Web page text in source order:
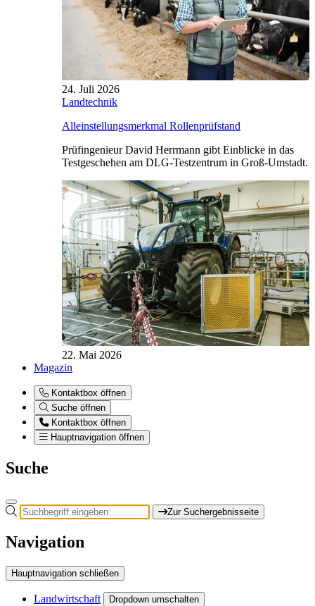
24. Juli 2026
Landtechnik
Alleinstellungsmerkmal Rollenprüfstand
Prüfingenieur David Herrmann gibt Einblicke in das
Testgeschehen am DLG-Testzentrum in Groß-Umstadt.
22. Mai 2026
Magazin
Kontaktbox öffnen
Suche öffnen
Kontaktbox öffnen
Hauptnavigation öffnen
Suche
Zur Suchergebnisseite
Navigation
Hauptnavigation schließen
Landwirtschaft Dropdown umschalten